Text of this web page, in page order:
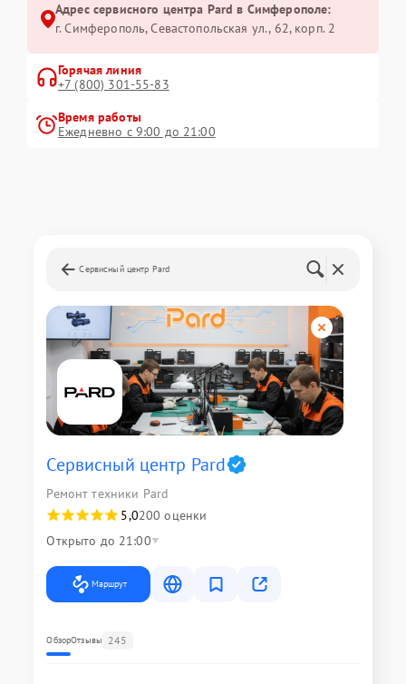
Адрес сервисного центра Pard в Симферополе:
г. Симферополь, Севастопольская ул., 62, корп. 2
Горячая линия
+7 (800) 301-55-83
Время работы
Ежедневно с 9:00 до 21:00
Сервисный центр Pard
Сервисный центр Pard
Ремонт техники Pard
5,0200 оценки
Открыто до 21:00
Маршрут
ОбзорОтзывы 245